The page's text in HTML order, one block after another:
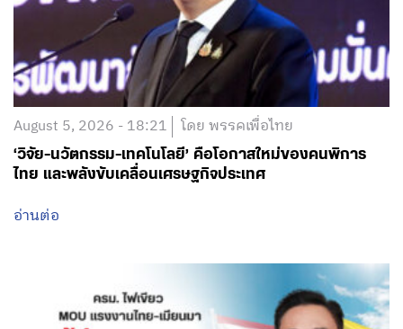
August 5, 2026 - 18:21 โดย พรรคเพื่อไทย
‘วิจัย-นวัตกรรม-เทคโนโลยี’ คือโอกาสใหม่ของคนพิการ
ไทย และพลังขับเคลื่อนเศรษฐกิจประเทศ
อ่านต่อ